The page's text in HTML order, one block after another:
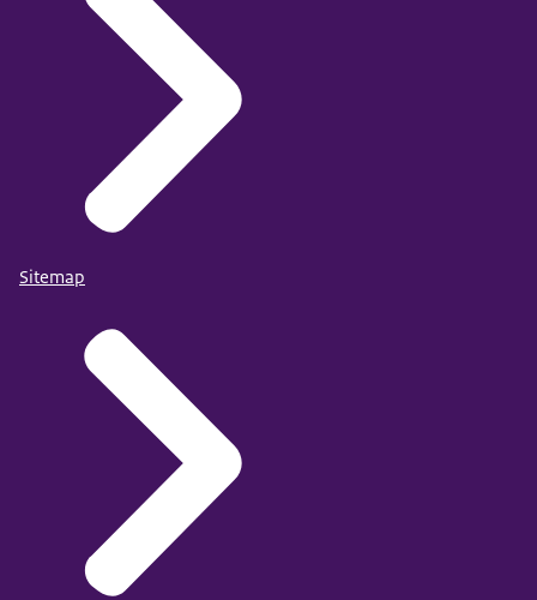
Sitemap